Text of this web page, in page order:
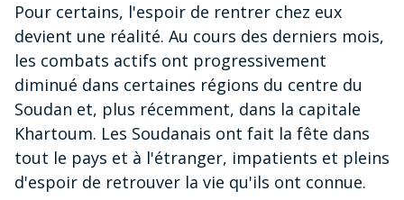
Pour certains, l'espoir de rentrer chez eux
devient une réalité. Au cours des derniers mois,
les combats actifs ont progressivement
diminué dans certaines régions du centre du
Soudan et, plus récemment, dans la capitale
Khartoum. Les Soudanais ont fait la fête dans
tout le pays et à l'étranger, impatients et pleins
d'espoir de retrouver la vie qu'ils ont connue.